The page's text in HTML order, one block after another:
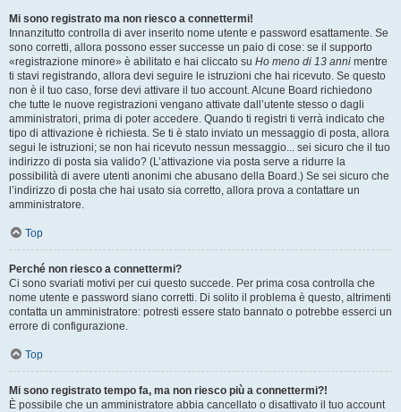
Mi sono registrato ma non riesco a connettermi!
Innanzitutto controlla di aver inserito nome utente e password esattamente. Se
sono corretti, allora possono esser successe un paio di cose: se il supporto
«registrazione minore» è abilitato e hai cliccato su Ho meno di 13 anni mentre
ti stavi registrando, allora devi seguire le istruzioni che hai ricevuto. Se questo
non è il tuo caso, forse devi attivare il tuo account. Alcune Board richiedono
che tutte le nuove registrazioni vengano attivate dall’utente stesso o dagli
amministratori, prima di poter accedere. Quando ti registri ti verrà indicato che
tipo di attivazione è richiesta. Se ti è stato inviato un messaggio di posta, allora
segui le istruzioni; se non hai ricevuto nessun messaggio... sei sicuro che il tuo
indirizzo di posta sia valido? (L’attivazione via posta serve a ridurre la
possibilità di avere utenti anonimi che abusano della Board.) Se sei sicuro che
l’indirizzo di posta che hai usato sia corretto, allora prova a contattare un
amministratore.
Top
Perché non riesco a connettermi?
Ci sono svariati motivi per cui questo succede. Per prima cosa controlla che
nome utente e password siano corretti. Di solito il problema è questo, altrimenti
contatta un amministratore: potresti essere stato bannato o potrebbe esserci un
errore di configurazione.
Top
Mi sono registrato tempo fa, ma non riesco più a connettermi?!
È possibile che un amministratore abbia cancellato o disattivato il tuo account